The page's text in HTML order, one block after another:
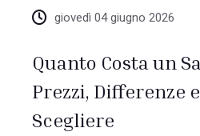
giovedì 04 giugno 2026
Quanto Costa un
Prezzi, Differenze
Scegliere